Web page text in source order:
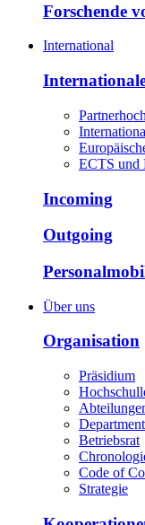
Forschende
International
ECTS und
Incoming
Outgoing
Über uns
Organisation
Präsidium
Betriebsrat
Code of
Strategie